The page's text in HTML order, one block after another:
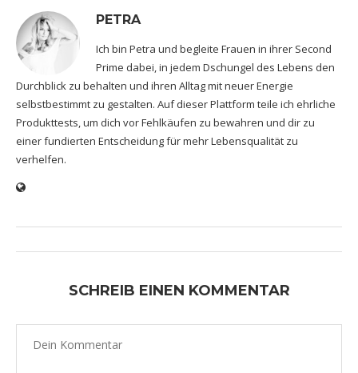
PETRA
Ich bin Petra und begleite Frauen in ihrer Second
Prime dabei, in jedem Dschungel des Lebens den
Durchblick zu behalten und ihren Alltag mit neuer Energie
selbstbestimmt zu gestalten. Auf dieser Plattform teile ich ehrliche
Produkttests, um dich vor Fehlkäufen zu bewahren und dir zu
einer fundierten Entscheidung für mehr Lebensqualität zu
verhelfen.
SCHREIB EINEN KOMMENTAR